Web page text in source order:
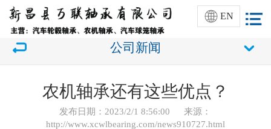
EN
公司新闻
农机轴承还有这些优点？
发布日期：2023/2/1 8:56:00 来源：
http://www.xcwlbearing.com/news910727.html